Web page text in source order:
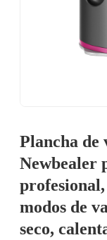
Plancha de
Newbealer
modos de
seco,